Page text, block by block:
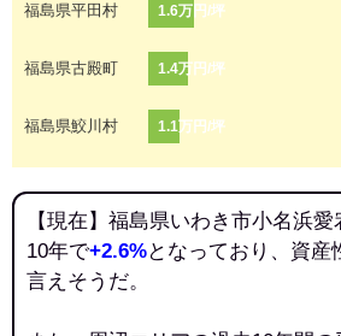
福島県平田村 1.6万円/坪
福島県古殿町 1.4万円/坪
福島県鮫川村 1.1万円/坪
【現在】福島県いわき市小名浜
10年で+2.6%となっており、資産
言えそうだ。